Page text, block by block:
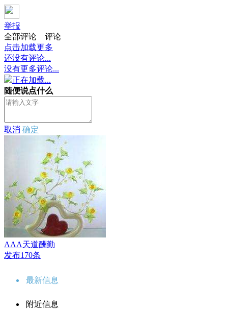
举报
全部评论
评论
点击加载更多
还没有评论...
没有更多评论...
正在加载...
随便说点什么
取消 确定
AAA天道酬勤
发布170条
最新信息
附近信息